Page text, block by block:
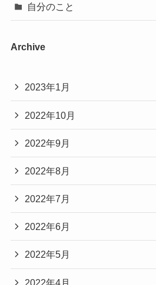
自分のこと
Archive
2023年1月
2022年10月
2022年9月
2022年8月
2022年7月
2022年6月
2022年5月
2022年4月